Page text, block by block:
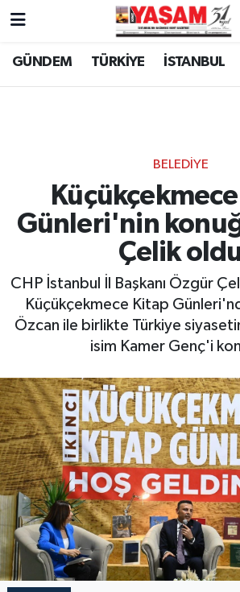
GÜNDEM TÜRKİYE İSTANBUL
BELEDİYE
Günleri'nin
Çelik
CHP İstanbul İl Başkanı Özgür
Küçükçekmece Kitap
Özcan ile birlikte Türkiye
isim Kamer Genç'i